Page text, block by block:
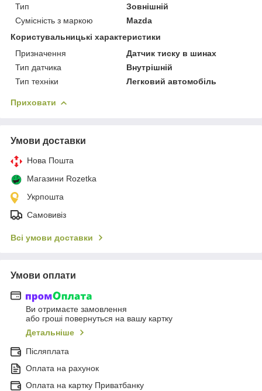
Тип
Зовнішній
Сумісність з маркою
Mazda
Користувальницькі характеристики
Призначення
Датчик тиску в шинах
Тип датчика
Внутрішній
Тип техніки
Легковий автомобіль
Приховати
Умови доставки
Нова Пошта
Магазини Rozetka
Укрпошта
Самовивіз
Всі умови доставки
Умови оплати
Ви отримаєте замовлення
або гроші повернуться на вашу картку
Детальніше
Післяплата
Оплата на рахунок
Оплата на картку Приватбанку